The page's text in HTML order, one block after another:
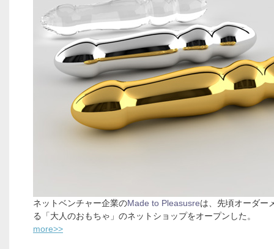
ネットベンチャー企業のMade to Pleasusreは、先頃オーダー
る「大人のおもちゃ」のネットショップをオープンした。
more>>